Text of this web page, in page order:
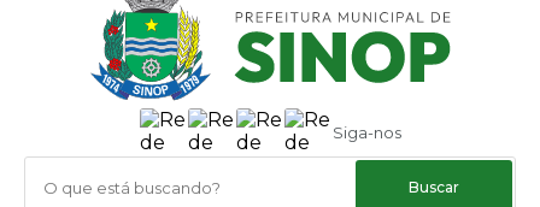
Siga-nos
O que está buscando?